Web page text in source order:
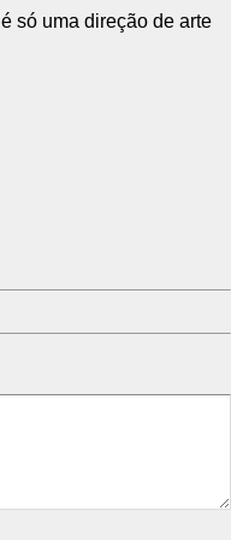
só uma direção de arte